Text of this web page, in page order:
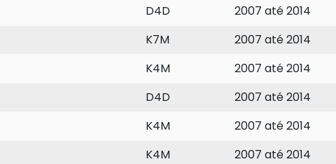
D4D
2007 até 2014
K7M
2007 até 2014
K4M
2007 até 2014
D4D
2007 até 2014
K4M
2007 até 2014
K4M
2007 até 2014